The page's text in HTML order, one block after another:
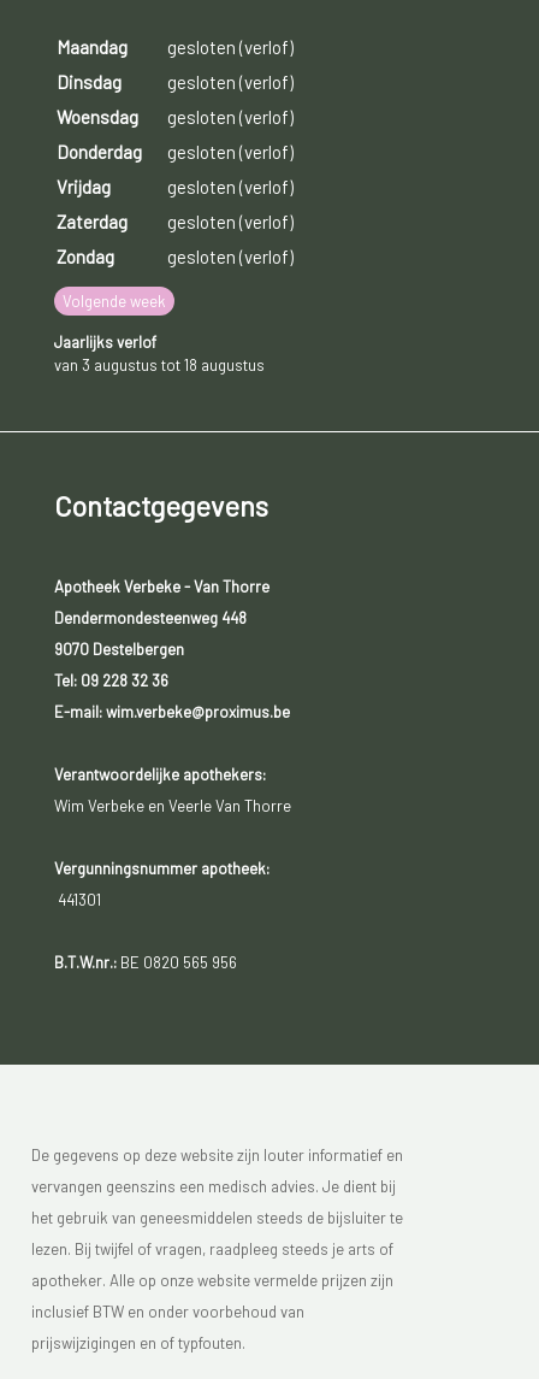
Maandag
gesloten (verlof)
Dinsdag
gesloten (verlof)
Woensdag
gesloten (verlof)
Donderdag
gesloten (verlof)
Vrijdag
gesloten (verlof)
Zaterdag
gesloten (verlof)
Zondag
gesloten (verlof)
Volgende week
Jaarlijks verlof
van 3 augustus tot 18 augustus
Contactgegevens
Apotheek Verbeke - Van Thorre
Dendermondesteenweg 448
9070 Destelbergen
Tel: 09 228 32 36
E-mail: wim.verbeke@proximus.be
Verantwoordelijke apothekers:
Wim Verbeke en Veerle Van Thorre
Vergunningsnummer apotheek:
441301
B.T.W.nr.:BE 0820 565 956
De gegevens op deze website zijn louter informatief en
vervangen geenszins een medisch advies. Je dient bij
het gebruik van geneesmiddelen steeds de bijsluiter te
lezen. Bij twijfel of vragen, raadpleeg steeds je arts of
apotheker. Alle op onze website vermelde prijzen zijn
inclusief BTW en onder voorbehoud van
prijswijzigingen en of typfouten.